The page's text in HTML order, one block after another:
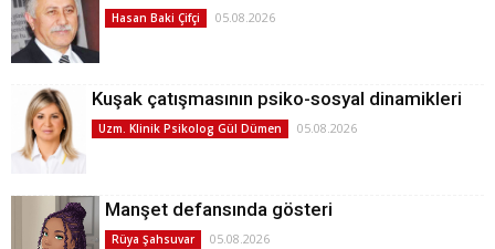
Hasan Baki Çifçi 05.08.2026
Kuşak çatışmasının psiko-sosyal dinamikleri
Uzm. Klinik Psikolog Gül Dümen 05.08.2026
Manşet defansında gösteri
Rüya Şahsuvar 05.08.2026